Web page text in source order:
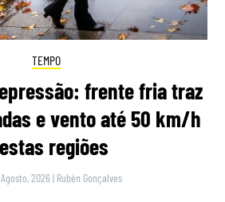
TEMPO
frente fria traz
e vento até 50 km/h
regiões
2026 | Rubén Gonçalves